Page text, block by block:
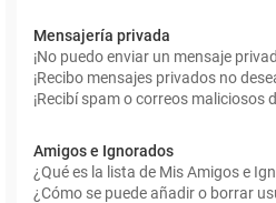
Mensajería privada
¡No puedo enviar un mensaje
¡Recibo mensajes privados no
¡Recibí spam o correos maliciosos
Amigos e Ignorados
¿Qué es la lista de Mis Amigos e
¿Cómo se puede añadir o borrar